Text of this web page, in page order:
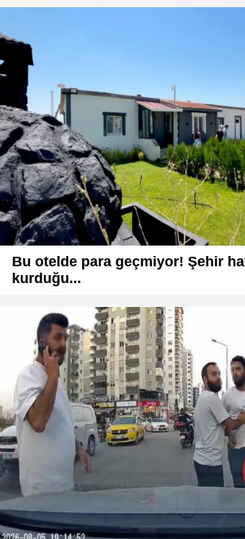
Bu otelde para geçmiyor! Şehir
kurduğu...